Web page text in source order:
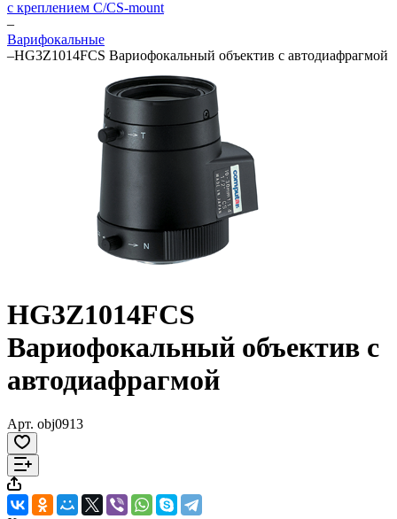
с креплением C/CS-mount
–
Варифокальные
–HG3Z1014FCS Вариофокальный объектив с автодиафрагмой
HG3Z1014FCS
Вариофокальный объектив с
автодиафрагмой
Арт. obj0913